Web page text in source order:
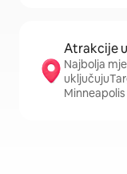
Atrakcije
Najbolja